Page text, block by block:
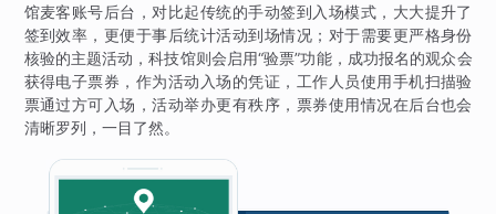
馆麦客账号后台，对比起传统的手动签到入场模式，大大提升了
签到效率，更便于事后统计活动到场情况；对于需要更严格身份
核验的主题活动，科技馆则会启用“验票”功能，成功报名的观众会
获得电子票券，作为活动入场的凭证，工作人员使用手机扫描验
票通过方可入场，活动举办更有秩序，票券使用情况在后台也会
清晰罗列，一目了然。